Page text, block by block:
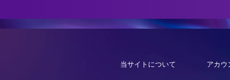
当サイトについて
アカウ